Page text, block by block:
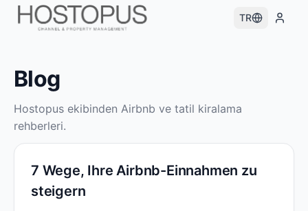
TR
Blog
Hostopus ekibinden Airbnb ve tatil kiralama
rehberleri.
7 Wege, Ihre Airbnb-Einnahmen zu
steigern